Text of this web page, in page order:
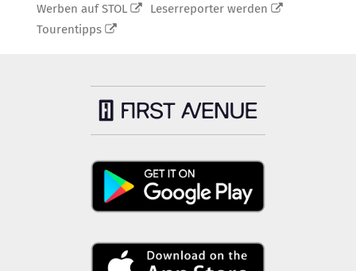
Werben auf STOL
Leserreporter werden
Tourentipps